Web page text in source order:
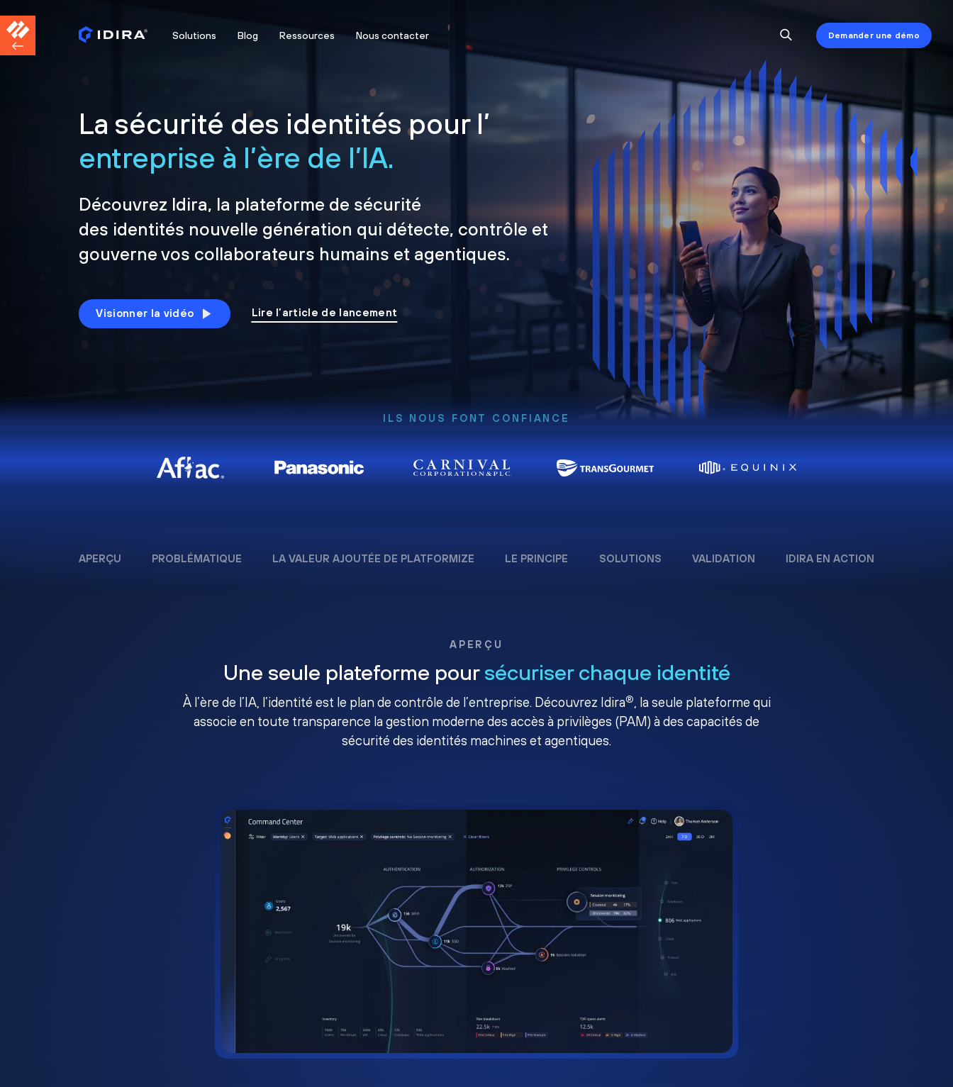
Solutions Blog Ressources Nous contacter Demander une démo
La sécurité des identités pour l’
entreprise à l’ère de l’IA.
Découvrez Idira, la plateforme de sécurité
des identités nouvelle génération qui détecte, contrôle et
gouverne vos collaborateurs humains et agentiques.
Visionner la vidéo Lire l’article de lancement
ILS NOUS FONT CONFIANCE
APERÇU PROBLÉMATIQUE LA VALEUR AJOUTÉE DE PLATFORMIZE LE PRINCIPE SOLUTIONS VALIDATION IDIRA EN ACTION
APERÇU
Une seule plateforme pour sécuriser chaque identité
À l’ère de l’IA, l’identité est le plan de contrôle de l’entreprise. Découvrez Idira®, la seule plateforme qui
associe en toute transparence la gestion moderne des accès à privilèges (PAM) à des capacités de
sécurité des identités machines et agentiques.